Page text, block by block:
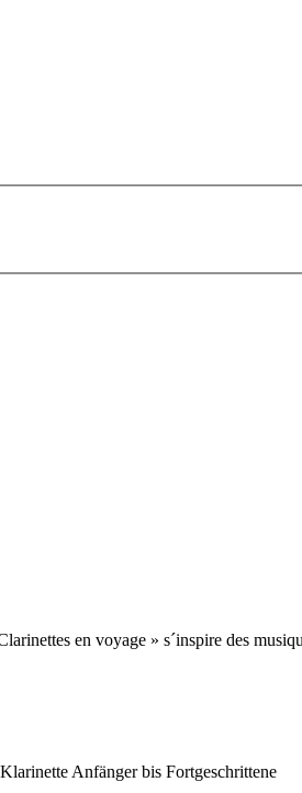
en voyage » s´inspire des
Anfänger bis Fortgeschrittene